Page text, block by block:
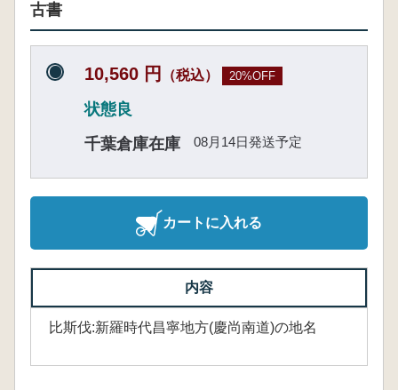
古書
10,560 円 （税込） 20%OFF
状態良
千葉倉庫在庫
08月14日発送予定
カートに入れる
内容
比斯伐:新羅時代昌寧地方(慶尚南道)の地名